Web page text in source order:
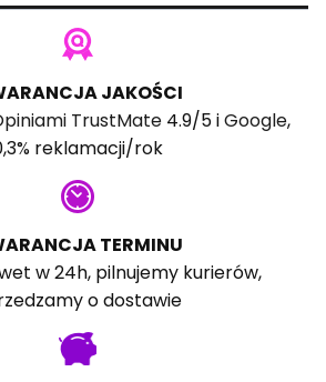
JAKOŚCI
TrustMate4.9/5 iGoogle,
reklamacji/rok
TERMINU
w 24h, pilnujemy kurierów,
o dostawie